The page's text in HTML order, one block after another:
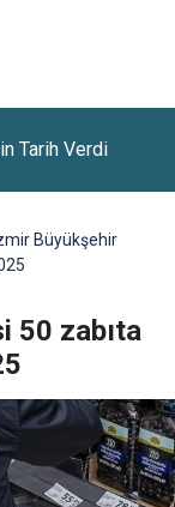
Gecesi
Büyükşehir
50 zabıta